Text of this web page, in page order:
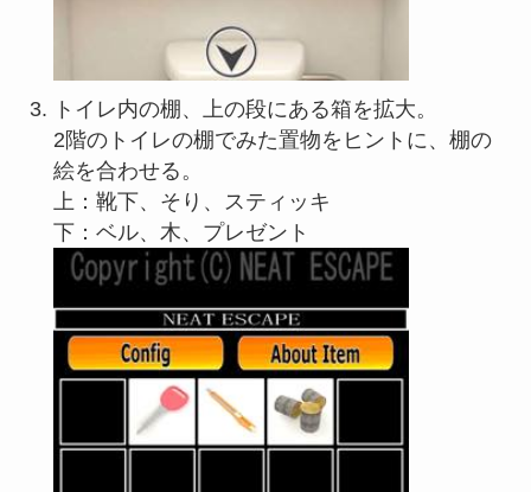
トイレ内の棚、上の段にある箱を拡大。
2階のトイレの棚でみた置物をヒントに、棚の
絵を合わせる。
上：靴下、そり、スティッキ
下：ベル、木、プレゼント